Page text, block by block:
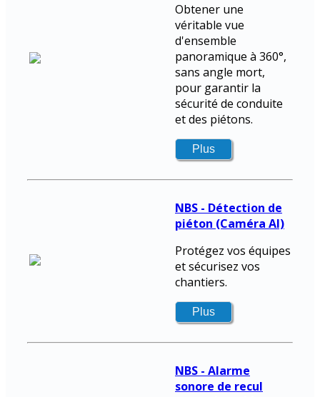
Obtener une
véritable vue
d'ensemble
panoramique à 360°,
sans angle mort,
pour garantir la
sécurité de conduite
et des piétons.
NBS - Détection de
piéton (Caméra AI)
Protégez vos équipes
et sécurisez vos
chantiers.
NBS - Alarme
sonore de recul